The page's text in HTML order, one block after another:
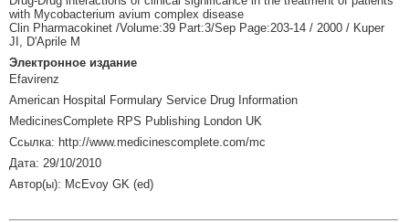
with Mycobacterium avium complex disease
Clin Pharmacokinet /Volume:39 Part:3/Sep Page:203-14 / 2000 / Kuper
JI, D'Aprile M
Электронное издание
Efavirenz
American Hospital Formulary Service Drug Information
MedicinesComplete RPS Publishing London UK
Ссылка: http://www.medicinescomplete.com/mc
Дата: 29/10/2010
Автор(ы): McEvoy GK (ed)